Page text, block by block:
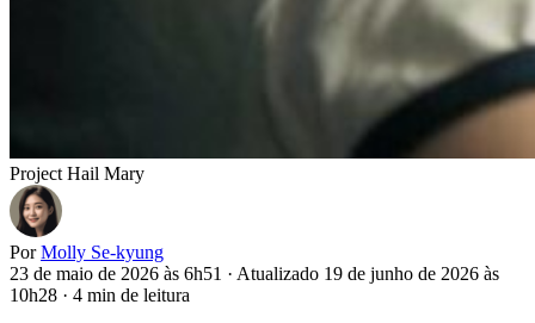
Project Hail Mary
Por Molly Se-kyung
23 de maio de 2026 às 6h51 · Atualizado 19 de junho de 2026 às
10h28 · 4 min de leitura